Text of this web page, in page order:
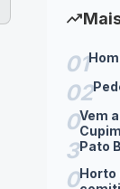
trending_up
01
02
0
3
Vem
Pato
0Horto